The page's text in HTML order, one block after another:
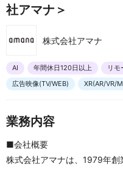
社アマナ＞
株式会社アマナ
AI 年間休日120日以上 リモ
広告映像(TV/WEB)
XR(AR/VR/
業務内容
■会社概要
株式会社アマナは、1979年創